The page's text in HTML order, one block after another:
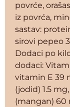
povrće,
iz povrća,
sastav:
sirovi pepeo
Dodaci po
dodaci:
vitamin E 39
(jodid) 1.5
(mangan) 60